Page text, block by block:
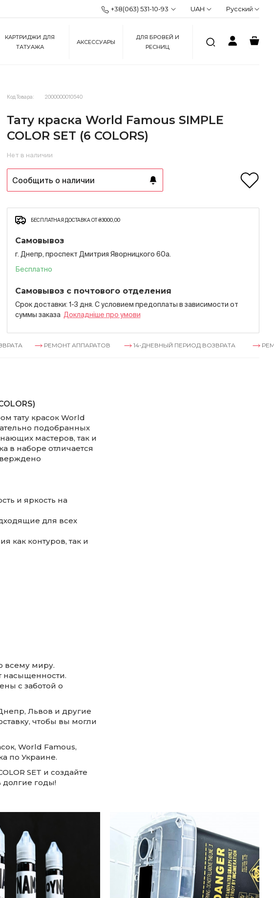
+38(063) 531-10-93 UAH Русский
КАРТРИДЖИ ДЛЯ
ТАТУАЖА
АКСЕССУАРЫ
ДЛЯ БРОВЕЙ И
РЕСНИЦ
Код Товара: 2000000010540
Тату краска World Famous SIMPLE
COLOR SET (6 COLORS)
Нет в наличии
Сообщить о наличии
БЕСПЛАТНАЯ ДОСТАВКА ОТ ₴3000,00
Самовывоз
г. Днепр, проспект Дмитрия Яворницкого 60а.
Бесплатно
Самовывоз с почтового отделения
Срок доставки: 1-3 дня. С условием предоплаты в зависимости от
суммы заказа Докладнiше про умови
РЕМОНТ АППАРАТОВ 14-ДНЕВНЫЙ ПЕРИОД ВОЗВРАТА РЕМОНТ
тату красок World
подобранных
мастеров, так и
в наборе отличается
и яркость на
для всех
как контуров, так и
всему миру.
насыщенности.
с заботой о
Львов и другие
чтобы вы могли
World Famous,
по Украине.
SET и создайте
долгие годы!